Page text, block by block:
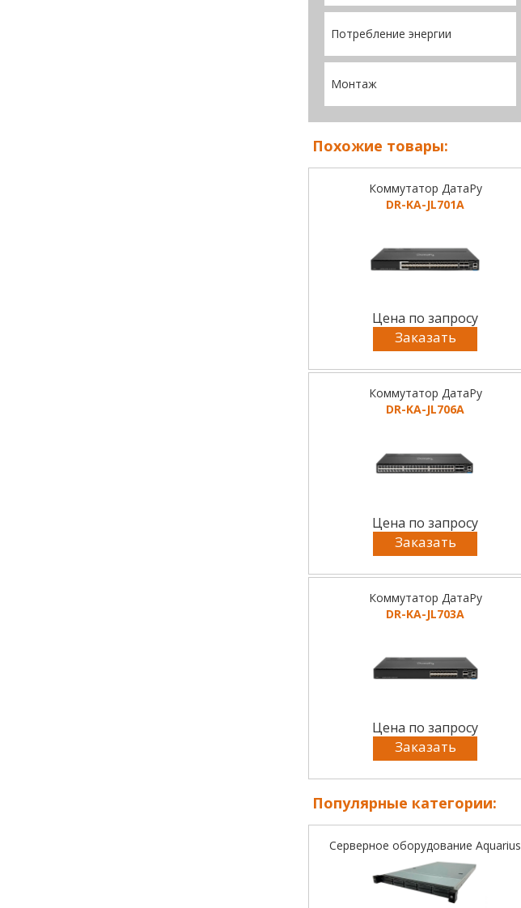
Потребление энергии
Монтаж
Похожие товары:
Коммутатор ДатаРу
DR-KA-JL701A
Цена по запросу
Заказать
Коммутатор ДатаРу
DR-KA-JL706A
Цена по запросу
Заказать
Коммутатор ДатаРу
DR-KA-JL703A
Цена по запросу
Заказать
Популярные категории:
Серверное оборудование Aquarius